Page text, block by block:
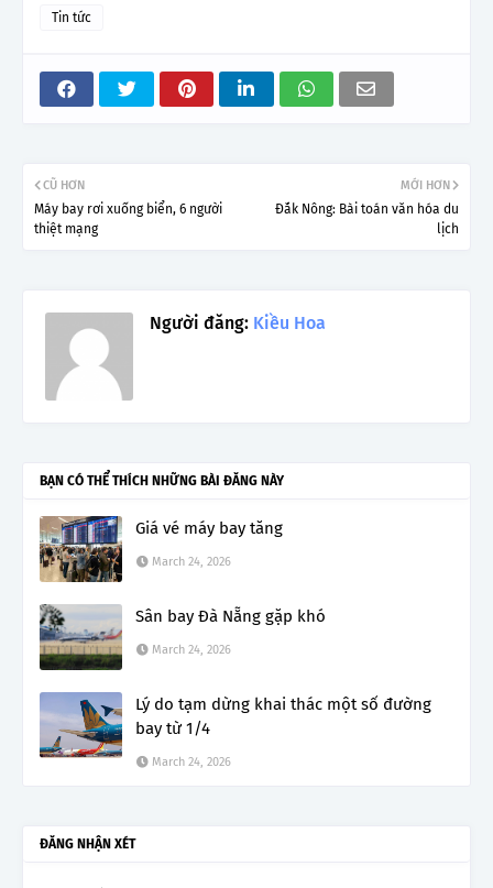
Tin tức
MỚI HƠN
Đắk Nông: Bài toán văn hóa du
lịch
CŨ HƠN
Máy bay rơi xuống biển, 6 người
thiệt mạng
Người đăng: Kiều Hoa
BẠN CÓ THỂ THÍCH NHỮNG BÀI ĐĂNG NÀY
Giá vé máy bay tăng
March 24, 2026
Sân bay Đà Nẵng gặp khó
March 24, 2026
Lý do tạm dừng khai thác một số đường
bay từ 1/4
March 24, 2026
ĐĂNG NHẬN XÉT